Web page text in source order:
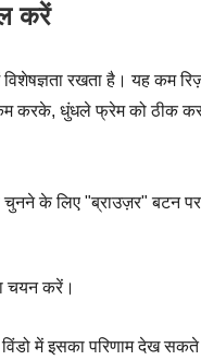
करें
रखता है। यह कम
कम करके, धुंधले फ्रेम को ठीक
के लिए "ब्राउज़र" बटन
चयन करें।
में इसका परिणाम देख